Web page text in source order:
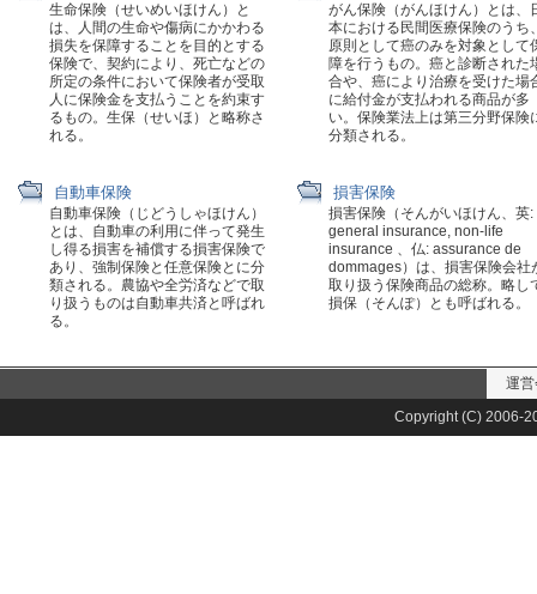
生命保険（せいめいほけん）と
は、人間の生命や傷病にかかわる
損失を保障することを目的とする
保険で、契約により、死亡などの
所定の条件において保険者が受取
人に保険金を支払うことを約束す
るもの。生保（せいほ）と略称さ
れる。
がん保険（がんほけん）とは、
本における民間医療保険のうち
原則として癌のみを対象として
障を行うもの。癌と診断された
合や、癌により治療を受けた場
に給付金が支払われる商品が多
い。保険業法上は第三分野保険
分類される。
自動車保険
自動車保険（じどうしゃほけん）
とは、自動車の利用に伴って発生
し得る損害を補償する損害保険で
あり、強制保険と任意保険とに分
類される。農協や全労済などで取
り扱うものは自動車共済と呼ばれ
る。
損害保険
損害保険（そんがいほけん、英:
general insurance, non-life
insurance 、仏: assurance de
dommages）は、損害保険会社
取り扱う保険商品の総称。略し
損保（そんぽ）とも呼ばれる。
運
Copyright (C) 2006-